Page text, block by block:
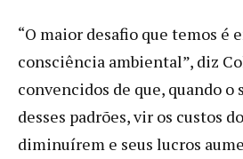
“O maior desafio que temos é
consciência ambiental”, diz
convencidos de que, quando o
desses padrões, vir os custos
diminuírem e seus lucros